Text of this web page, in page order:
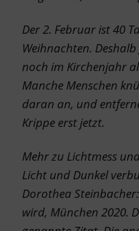
Der 2. Februar ist 40
Weihnachten.
noch im Kirchenjahr
Manche Menschen
daran an, und
Krippe erst jetzt.
Mehr zu Lichtmess
Licht und Dunkel
Dorothea
wird, München 2020.